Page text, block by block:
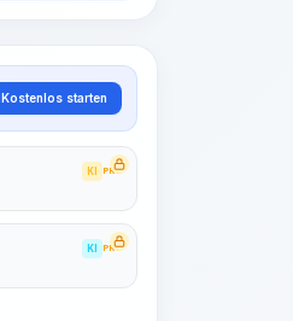
Kostenlos starten
KI PRO
KI PRO